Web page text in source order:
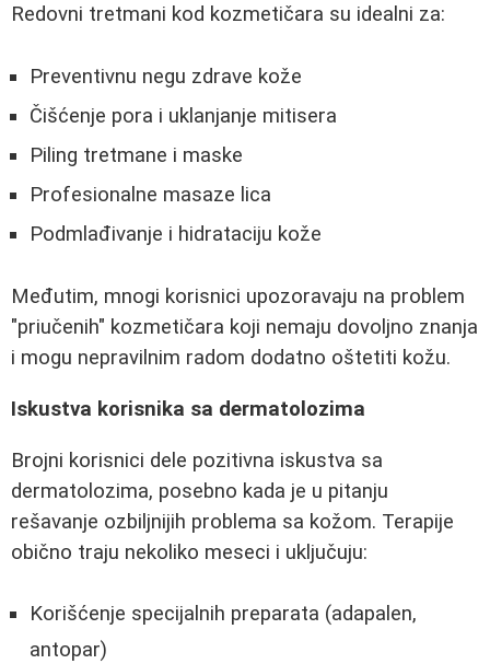
Redovni tretmani kod kozmetičara su idealni za:
Preventivnu negu zdrave kože
Čišćenje pora i uklanjanje mitisera
Piling tretmane i maske
Profesionalne masaze lica
Podmlađivanje i hidrataciju kože
Međutim, mnogi korisnici upozoravaju na problem
"priučenih" kozmetičara koji nemaju dovoljno znanja
i mogu nepravilnim radom dodatno oštetiti kožu.
Iskustva korisnika sa dermatolozima
Brojni korisnici dele pozitivna iskustva sa
dermatolozima, posebno kada je u pitanju
rešavanje ozbiljnijih problema sa kožom. Terapije
obično traju nekoliko meseci i uključuju:
Korišćenje specijalnih preparata (adapalen,
antopar)